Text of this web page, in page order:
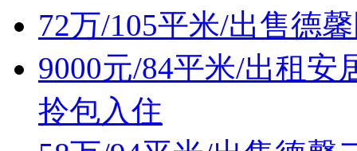
72万/105平米/出售德
9000元/84平米/出租安
拎包入住